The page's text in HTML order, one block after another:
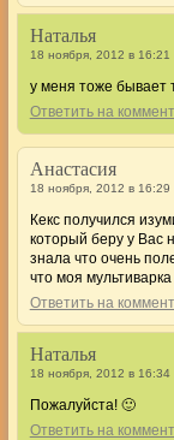
Наталья
18 ноября, 2012 в 16:21
у меня тоже бывает
Ответить на
Анастасия
18 ноября, 2012 в 16:29
Кекс получился
который беру у Вас
знала что очень
что моя
Ответить на
Наталья
18 ноября, 2012 в 16:34
Пожалуйста! 🙂
Ответить на